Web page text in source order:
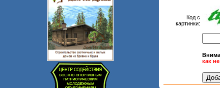
Код с
картинки:
как